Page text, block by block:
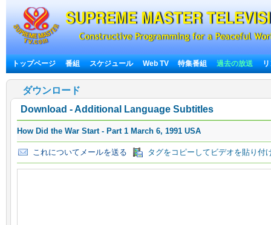
トップページ 番組 スケジュール Web TV 特集番組 過去の放送
ダウンロード
Download - Additional Language Subtitles
How Did the War Start - Part 1 March 6, 1991 USA
これについてメールを送る タグをコピーしてビデオを貼り付